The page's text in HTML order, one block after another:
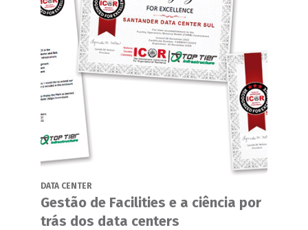
DATA CENTER
Gestão de Facilities e a ciência por
trás dos data centers